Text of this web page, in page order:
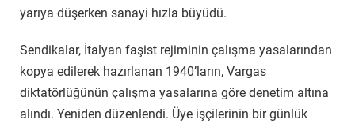
yarıya düşerken sanayi hızla büyüdü.
Sendikalar, İtalyan faşist rejiminin çalışma yasalarından
kopya edilerek hazırlanan 1940’ların, Vargas
diktatörlüğünün çalışma yasalarına göre denetim altına
alındı. Yeniden düzenlendi. Üye işçilerinin bir günlük